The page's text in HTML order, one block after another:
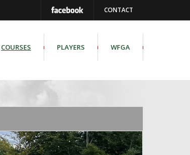
CONTACT
COURSES PLAYERS WFGA